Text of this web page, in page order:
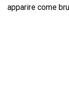
apparire come